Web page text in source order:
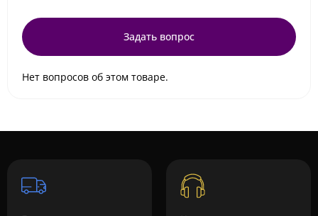
Задать вопрос
Нет вопросов об этом товаре.